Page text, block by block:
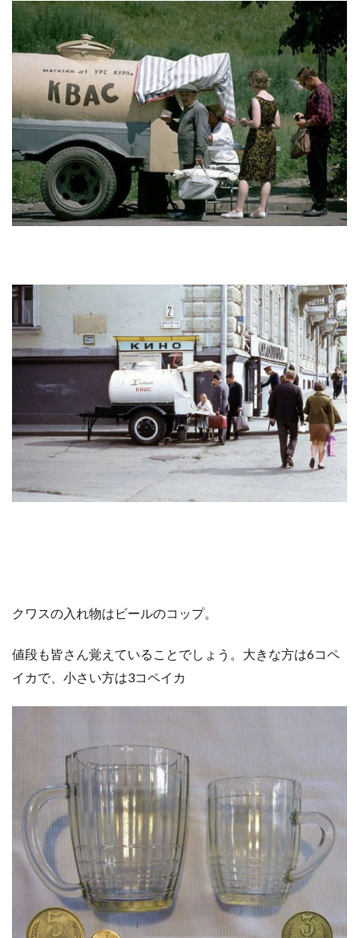
クワスの入れ物はビールのコップ。
値段も皆さん覚えていることでしょう。大きな方は6コペ
イカで、小さい方は3コペイカ